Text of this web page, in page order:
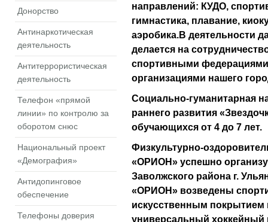
направлений: КУДО,
гимнастика, плавание,
аэробика.В деятельности
делается на
спортивными
организациями нашего
Социально-гуманитарная
раннего развития
обучающихся от 4 до 7 лет.
Физкультурно-
«ОРИОН» успешно
Заволжского района г.
«ОРИОН» возведены
искусственным покрытием
универсальный
Донорство
Антинаркотическая
деятельность
Антитеррористическая
деятельность
Телефон «прямой
линии» по контролю за
оборотом снюс
Национальный проект
«Демография»
Антидопинговое
обеспечение
Телефоны доверия